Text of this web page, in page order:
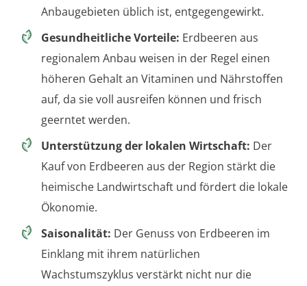
Anbaugebieten üblich ist, entgegengewirkt.
Gesundheitliche Vorteile: Erdbeeren aus
regionalem Anbau weisen in der Regel einen
höheren Gehalt an Vitaminen und Nährstoffen
auf, da sie voll ausreifen können und frisch
geerntet werden.
Unterstützung der lokalen Wirtschaft: Der
Kauf von Erdbeeren aus der Region stärkt die
heimische Landwirtschaft und fördert die lokale
Ökonomie.
Saisonalität: Der Genuss von Erdbeeren im
Einklang mit ihrem natürlichen
Wachstumszyklus verstärkt nicht nur die